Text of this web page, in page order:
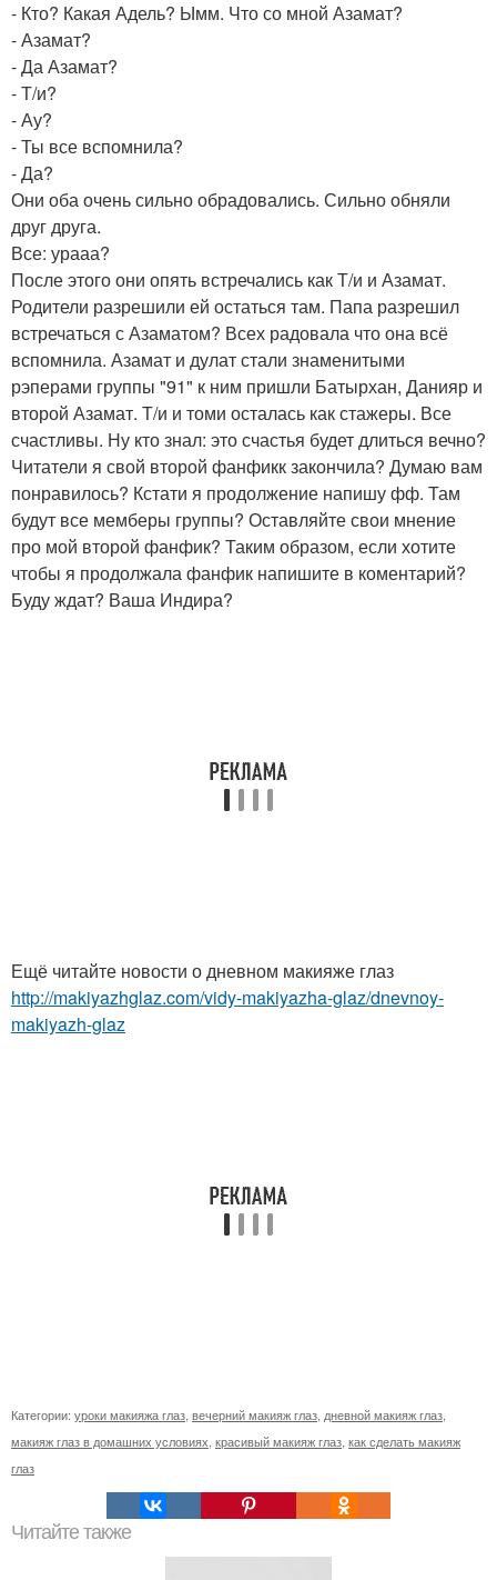
- Кто? Какая Адель? Ымм. Что со мной Азамат?
- Азамат?
- Да Азамат?
- Т/и?
- Ау?
- Ты все вспомнила?
- Да?
Они оба очень сильно обрадовались. Сильно обняли
друг друга.
Все: урааа?
После этого они опять встречались как Т/и и Азамат.
Родители разрешили ей остаться там. Папа разрешил
встречаться с Азаматом? Всех радовала что она всё
вспомнила. Азамат и дулат стали знаменитыми
рэперами группы "91" к ним пришли Батырхан, Данияр и
второй Азамат. Т/и и томи осталась как стажеры. Все
счастливы. Ну кто знал: это счастья будет длиться вечно?
Читатели я свой второй фанфикк закончила? Думаю вам
понравилось? Кстати я продолжение напишу фф. Там
будут все мемберы группы? Оставляйте свои мнение
про мой второй фанфик? Таким образом, если хотите
чтобы я продолжала фанфик напишите в коментарий?
Буду ждат? Ваша Индира?
Ещё читайте новости о дневном макияже глаз
http://makiyazhglaz.com/vidy-makiyazha-glaz/dnevnoy-
makiyazh-glaz
Категории: уроки макияжа глаз вечерний макияж глаз дневной макияж глаз
макияж глаз в домашних условиях красивый макияж глаз как сделать макияж
глаз
Читайте также